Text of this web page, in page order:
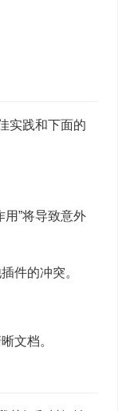
实践和下面的
用”将导致意外
件的冲突。
文档。